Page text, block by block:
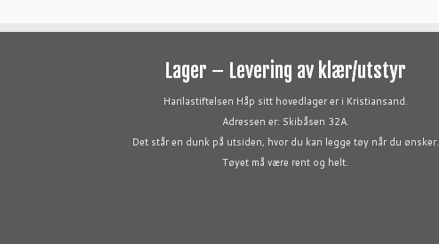
Lager – Levering av klær/utstyr
Harilastiftelsen Håp sitt hovedlager er i Kristiansand.
Adressen er: Skibåsen 32A.
Det står en dunk på utsiden, hvor du kan legge tøy når du ønsker.
Tøyet må være rent og helt.